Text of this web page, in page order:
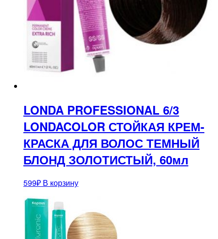
LONDA PROFESSIONAL 6/3
LONDACOLOR СТОЙКАЯ КРЕМ-
КРАСКА ДЛЯ ВОЛОС ТЕМНЫЙ
БЛОНД ЗОЛОТИСТЫЙ, 60мл
599₽ В корзину